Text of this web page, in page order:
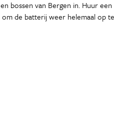
bossen van Bergen in. Huur
de batterij weer helemaal op